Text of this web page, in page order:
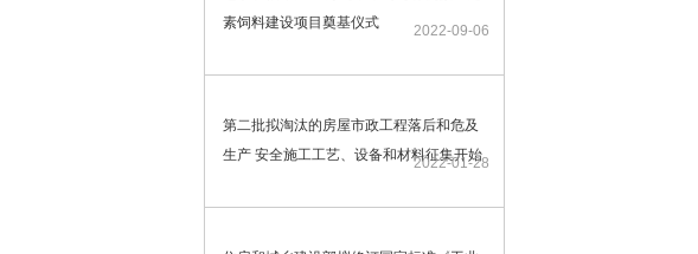
素饲料建设项目奠基仪式
2022-09-06
第二批拟淘汰的房屋市政工程落后和危及
生产 安全施工工艺、设备和材料征集开始
2022-01-28